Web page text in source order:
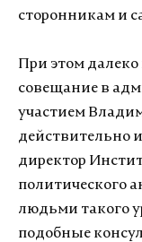
сторонникам и
При этом далеко
совещание в
участием
действительно
директор
политического
людьми такого
подобные